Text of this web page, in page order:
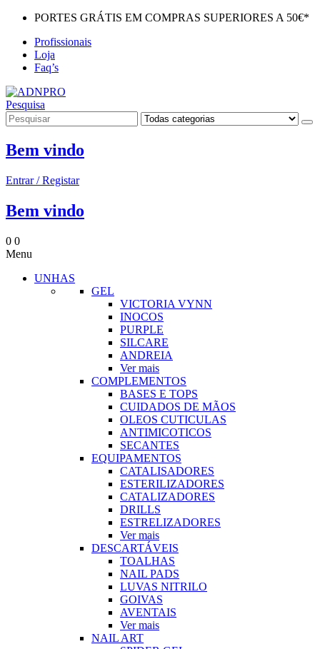
PORTES GRÁTIS EM COMPRAS SUPERIORES A 50€*
Profissionais
Loja
Faq’s
Pesquisa
Bem vindo
Entrar / Registar
Bem vindo
0 0
Menu
UNHAS
GEL
VICTORIA VYNN
INOCOS
PURPLE
SILCARE
ANDREIA
Ver mais
COMPLEMENTOS
BASES E TOPS
CUIDADOS DE MÃOS
OLEOS CUTICULAS
ANTIMICOTICOS
SECANTES
EQUIPAMENTOS
CATALISADORES
ESTERILIZADORES
CATALIZADORES
DRILLS
ESTRELIZADORES
Ver mais
DESCARTÁVEIS
TOALHAS
NAIL PADS
LUVAS NITRILO
GOIVAS
AVENTAIS
Ver mais
NAIL ART